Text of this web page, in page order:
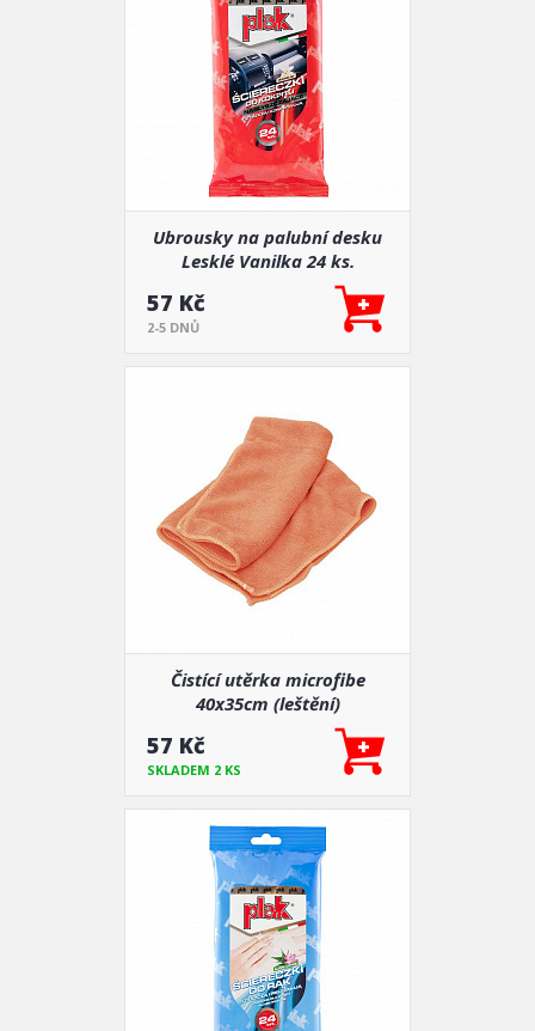
Ubrousky na palubní desku
Lesklé Vanilka 24 ks.
57 Kč
2-5 DNŮ
Čistící utěrka microfibe
40x35cm (leštění)
57 Kč
SKLADEM 2 KS